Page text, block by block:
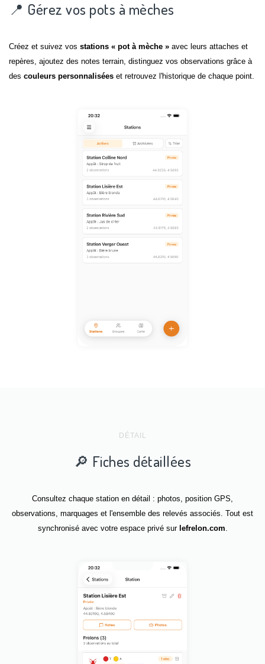
📍 Gérez vos pots à mèches
Créez et suivez vos stations « pot à mèche » avec leurs attaches et
repères, ajoutez des notes terrain, distinguez vos observations grâce à
des couleurs personnalisées et retrouvez l'historique de chaque point.
DÉTAIL
🔎 Fiches détaillées
Consultez chaque station en détail : photos, position GPS,
observations, marquages et l'ensemble des relevés associés. Tout est
synchronisé avec votre espace privé sur lefrelon.com